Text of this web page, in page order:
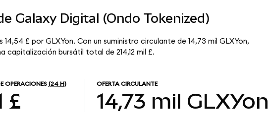
Galaxy Digital (Ondo Tokenized)
£ por GLXYon. Con un suministro circulante de 14,73 mil GLXYon,
capitalización bursátil total de 214,12 mil £.
OPERACIONES (24 H)
£
OFERTA CIRCULANTE
14,73 mil GLXYon